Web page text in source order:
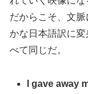
だからこそ、文
かな日本語訳に
べて同じだ。
I gave away